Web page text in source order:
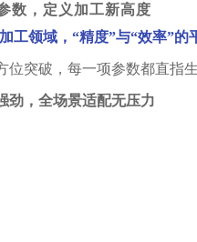
数，定义加工新高度
工领域，“精度”与“效率”的
位突破，每一项参数都直指
劲，全场景适配无压力